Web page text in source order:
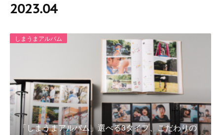
2023.04
しまうまアルバム
「しまうまアルバム」選べる3タイプ、こだわりの